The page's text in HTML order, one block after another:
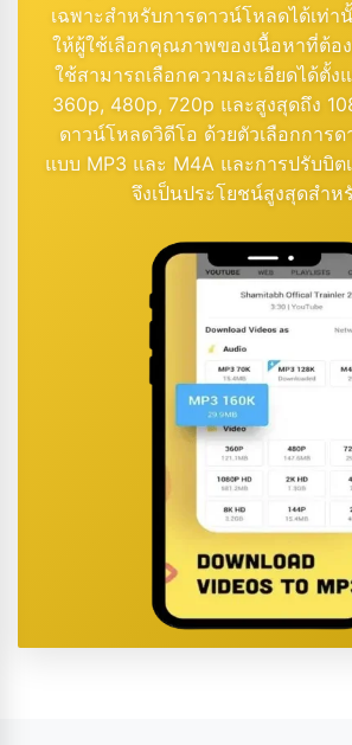
เฉพาะสำหรับการดาวน์โหลดได้เท่
ให้ผู้ใช้เลือกคุณภาพของเนื้อหาที่ต้อ
ใช้สามารถเลือกความละเอียดได้ตั้ง
360p, 480p, 720p และสูงสุดถึง
ดาวน์โหลดวิดีโอ ด้วยตัวเลือกการ
แบบ MP3 และ M4A และการปรับบิ
จึงเป็นประโยชน์สูงสุดสำห